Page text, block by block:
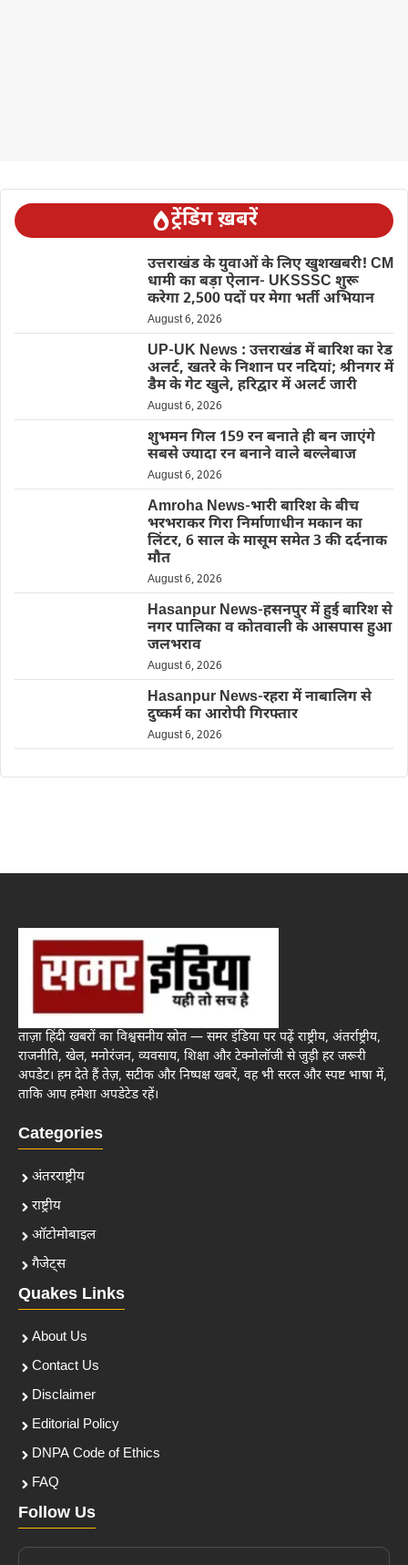
ट्रेंडिंग ख़बरें
उत्तराखंड के युवाओं के लिए खुशखबरी! CM
धामी का बड़ा ऐलान- UKSSSC शुरू
करेगा 2,500 पदों पर मेगा भर्ती अभियान
August 6, 2026
UP-UK News : उत्तराखंड में बारिश का रेड
अलर्ट, खतरे के निशान पर नदियां; श्रीनगर में
डैम के गेट खुले, हरिद्वार में अलर्ट जारी
August 6, 2026
शुभमन गिल 159 रन बनाते ही बन जाएंगे
सबसे ज्यादा रन बनाने वाले बल्लेबाज
August 6, 2026
Amroha News-भारी बारिश के बीच
भरभराकर गिरा निर्माणाधीन मकान का
लिंटर, 6 साल के मासूम समेत 3 की दर्दनाक
मौत
August 6, 2026
Hasanpur News-हसनपुर में हुई बारिश से
नगर पालिका व कोतवाली के आसपास हुआ
जलभराव
August 6, 2026
Hasanpur News-रहरा में नाबालिग से
दुष्कर्म का आरोपी गिरफ्तार
August 6, 2026
ताज़ा हिंदी खबरों का विश्वसनीय स्रोत — समर इंडिया पर पढ़ें राष्ट्रीय, अंतर्राष्ट्रीय,
राजनीति, खेल, मनोरंजन, व्यवसाय, शिक्षा और टेक्नोलॉजी से जुड़ी हर जरूरी
अपडेट। हम देते हैं तेज़, सटीक और निष्पक्ष खबरें, वह भी सरल और स्पष्ट भाषा में,
ताकि आप हमेशा अपडेटेड रहें।
Categories
अंतरराष्ट्रीय
राष्ट्रीय
ऑटोमोबाइल
गैजेट्स
Quakes Links
About Us
Contact Us
Disclaimer
Editorial Policy
DNPA Code of Ethics
FAQ
Follow Us